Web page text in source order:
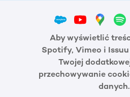
Aby wyświetlić
Spotify, Vimeo i
Twojej
przechowywanie
danych.